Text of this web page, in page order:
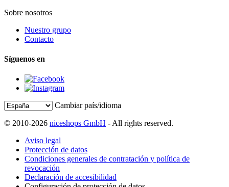
Sobre nosotros
Nuestro grupo
Contacto
Síguenos en
Cambiar país/idioma
© 2010-2026 niceshops GmbH - All rights reserved.
Aviso legal
Protección de datos
Condiciones generales de contratación y política de
revocación
Declaración de accesibilidad